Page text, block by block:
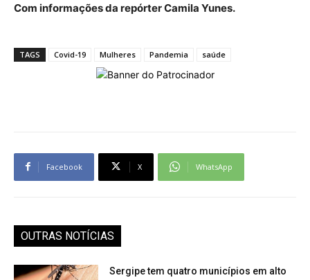
Com informações da repórter Camila Yunes.
TAGS Covid-19 Mulheres Pandemia saúde
Facebook X WhatsApp
OUTRAS NOTÍCIAS
Sergipe tem quatro municípios em alto